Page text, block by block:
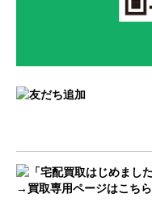
→買取専用ページはこちら